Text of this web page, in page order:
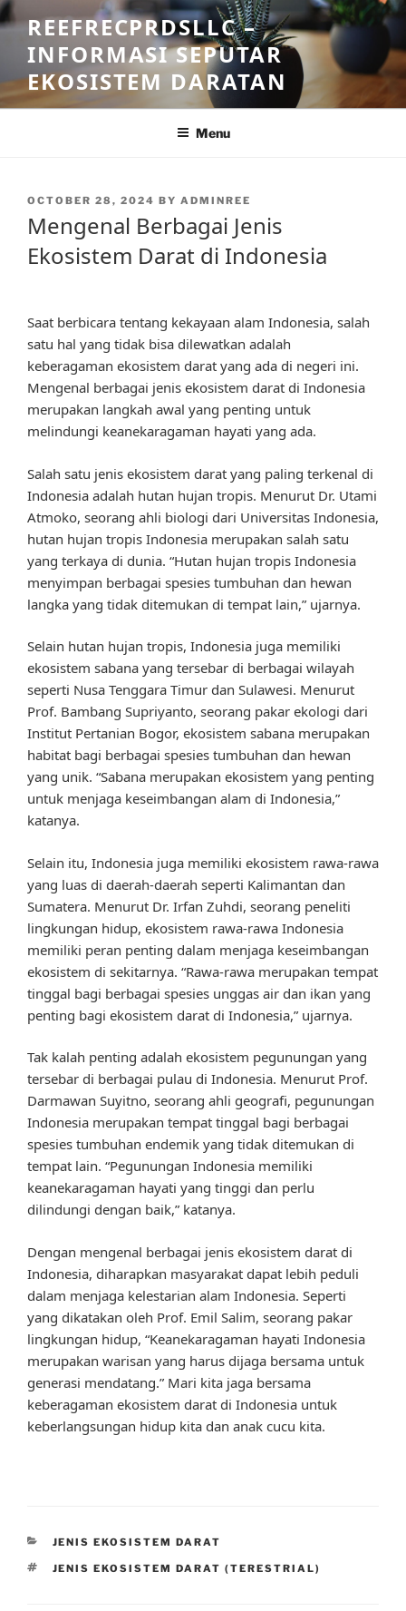
Skip
to
content
REEFRECPRDSLLC –
INFORMASI SEPUTAR
EKOSISTEM DARATAN
Menu
POSTED
OCTOBER 28, 2024 BY ADMINREE
Mengenal Berbagai Jenis
Ekosistem Darat di Indonesia
Saat berbicara tentang kekayaan alam Indonesia, salah
satu hal yang tidak bisa dilewatkan adalah
keberagaman ekosistem darat yang ada di negeri ini.
Mengenal berbagai jenis ekosistem darat di Indonesia
merupakan langkah awal yang penting untuk
melindungi keanekaragaman hayati yang ada.
Salah satu jenis ekosistem darat yang paling terkenal di
Indonesia adalah hutan hujan tropis. Menurut Dr. Utami
Atmoko, seorang ahli biologi dari Universitas Indonesia,
hutan hujan tropis Indonesia merupakan salah satu
yang terkaya di dunia. “Hutan hujan tropis Indonesia
menyimpan berbagai spesies tumbuhan dan hewan
langka yang tidak ditemukan di tempat lain,” ujarnya.
Selain hutan hujan tropis, Indonesia juga memiliki
ekosistem sabana yang tersebar di berbagai wilayah
seperti Nusa Tenggara Timur dan Sulawesi. Menurut
Prof. Bambang Supriyanto, seorang pakar ekologi dari
Institut Pertanian Bogor, ekosistem sabana merupakan
habitat bagi berbagai spesies tumbuhan dan hewan
yang unik. “Sabana merupakan ekosistem yang penting
untuk menjaga keseimbangan alam di Indonesia,”
katanya.
Selain itu, Indonesia juga memiliki ekosistem rawa-rawa
yang luas di daerah-daerah seperti Kalimantan dan
Sumatera. Menurut Dr. Irfan Zuhdi, seorang peneliti
lingkungan hidup, ekosistem rawa-rawa Indonesia
memiliki peran penting dalam menjaga keseimbangan
ekosistem di sekitarnya. “Rawa-rawa merupakan tempat
tinggal bagi berbagai spesies unggas air dan ikan yang
penting bagi ekosistem darat di Indonesia,” ujarnya.
Tak kalah penting adalah ekosistem pegunungan yang
tersebar di berbagai pulau di Indonesia. Menurut Prof.
Darmawan Suyitno, seorang ahli geografi, pegunungan
Indonesia merupakan tempat tinggal bagi berbagai
spesies tumbuhan endemik yang tidak ditemukan di
tempat lain. “Pegunungan Indonesia memiliki
keanekaragaman hayati yang tinggi dan perlu
dilindungi dengan baik,” katanya.
Dengan mengenal berbagai jenis ekosistem darat di
Indonesia, diharapkan masyarakat dapat lebih peduli
dalam menjaga kelestarian alam Indonesia. Seperti
yang dikatakan oleh Prof. Emil Salim, seorang pakar
lingkungan hidup, “Keanekaragaman hayati Indonesia
merupakan warisan yang harus dijaga bersama untuk
generasi mendatang.” Mari kita jaga bersama
keberagaman ekosistem darat di Indonesia untuk
keberlangsungan hidup kita dan anak cucu kita.
CATEGORIES
JENIS EKOSISTEM DARAT
TAGS
JENIS EKOSISTEM DARAT (TERESTRIAL)